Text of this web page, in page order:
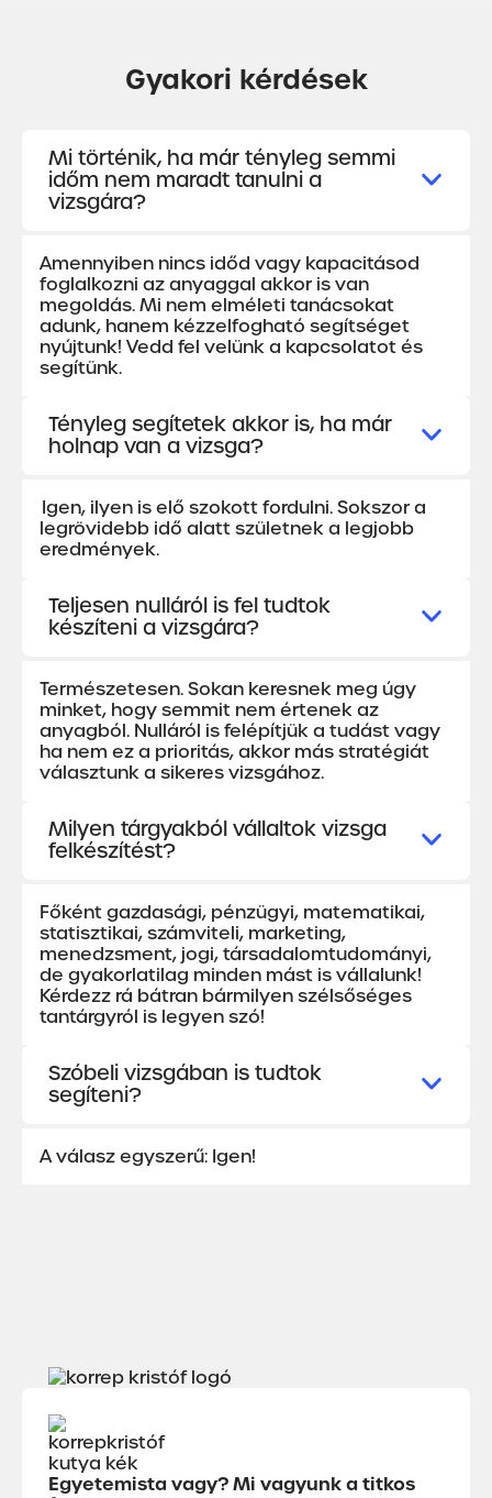
Gyakori kérdések
Mi történik, ha már tényleg semmi
időm nem maradt tanulni a
vizsgára?
Amennyiben nincs időd vagy kapacitásod
foglalkozni az anyaggal akkor is van
megoldás. Mi nem elméleti tanácsokat
adunk, hanem kézzelfogható segítséget
nyújtunk! Vedd fel velünk a kapcsolatot és
segítünk.
Tényleg segítetek akkor is, ha már
holnap van a vizsga?
Igen, ilyen is elő szokott fordulni. Sokszor a
legrövidebb idő alatt születnek a legjobb
eredmények.
Teljesen nulláról is fel tudtok
készíteni a vizsgára?
Természetesen. Sokan keresnek meg úgy
minket, hogy semmit nem értenek az
anyagból. Nulláról is felépítjük a tudást vagy
ha nem ez a prioritás, akkor más stratégiát
választunk a sikeres vizsgához.
Milyen tárgyakból vállaltok vizsga
felkészítést?
Főként gazdasági, pénzügyi, matematikai,
statisztikai, számviteli, marketing,
menedzsment, jogi, társadalomtudományi,
de gyakorlatilag minden mást is vállalunk!
Kérdezz rá bátran bármilyen szélsőséges
tantárgyról is legyen szó!
Szóbeli vizsgában is tudtok
segíteni?
A válasz egyszerű: Igen!
Egyetemista vagy? Mi vagyunk a titkos